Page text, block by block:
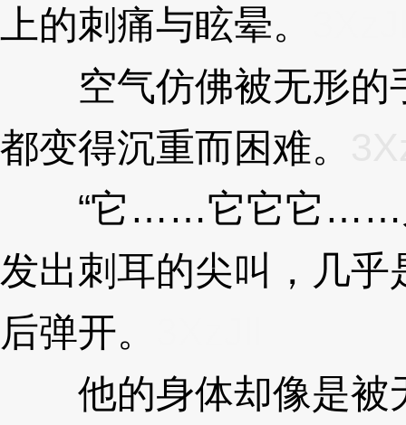
上的刺痛与眩晕。
空气仿佛被无形的
都变得沉重而困难。
“它……它它它……又
发出刺耳的尖叫，几
后弹开。
他的身体却像是被